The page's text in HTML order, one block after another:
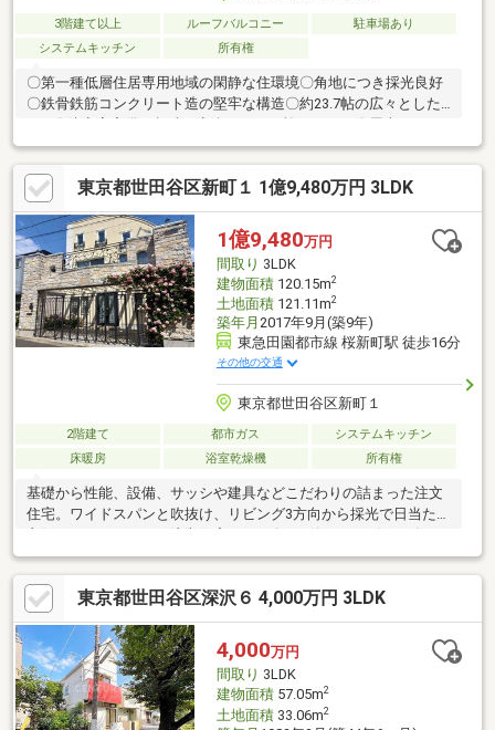
3階建て以上 ルーフバルコニー
駐車場あり
システムキッチン
所有権
〇第一種低層住居専用地域の閑静な住環境〇角地につき採光良好
〇鉄骨鉄筋コンクリート造の堅牢な構造〇約23.7帖の広々とした
ャグジーバス付き 開放的な空間でご家族団欒の時間をお過ごし
いただけます〇リビングには暖炉、バスルームにはサウナ付き〇
シャッター付きガレージ（2台）、カースペース（1台）有り〇ご
内覧予約受付中です。 お気軽にお問い合わせください！
東京都世田谷区新町１ 1億9,480万円 3LDK
1億9,480万円
間取り 3LDK
建物面積120.15m2
土地面積121.11m2
築年月 2017年9月(築9年)
東急田園都市線 桜新町駅 徒歩16分
その他の交通
東京都世田谷区新町１
2階建て 都市ガス
システムキッチン
床暖房
浴室乾燥機 所有権
基礎から性能、設備、サッシや建具などこだわりの詰まった注文
住宅。ワイドスパンと吹抜け、リビング3方向から採光で日当たり
抜けあり ＊全居室の床材を無垢材仕様 ＊フルオーダーアイラ
ンドキッキン ＊玄関ドア両開き ＊駐車場1台分あり ＊大型ル
ーフバルコニーに変更可能な仕様(水柱、電気引き込み有)■バス便
アクセス ☆東急バス「駒大深沢キャンパス前」バス停徒歩4分
（310m） ☆自由が丘発バス利用可能(フリー降車区間の為 自宅
前降車可能)
東京都世田谷区深沢６ 4,000万円 3LDK
4,000万円
間取り 3LDK
建物面積57.05m2
土地面積33.06m2